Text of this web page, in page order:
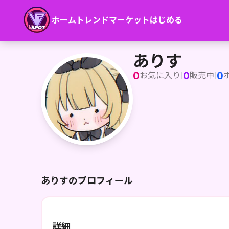
ホーム トレンドマーケットはじめる
ありす
ありす
0お気に入り |0販売中|0
ありすのプロフィール